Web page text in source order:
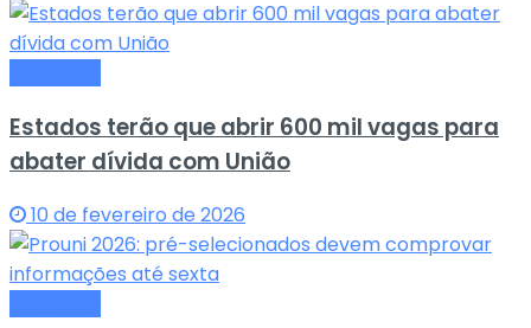
Estados terão que abrir 600 mil vagas para
abater dívida com União
10 de fevereiro de 2026